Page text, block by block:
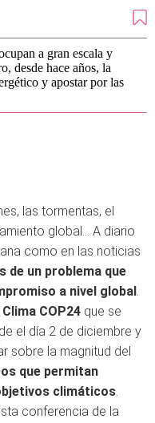
a gran escala y
desde hace años, la
y apostar por las
las tormentas, el
global… A diario
como en las noticias
de un problema que
a nivel global.
COP24 que se
el día 2 de diciembre y
sobre la magnitud del
que permitan
climáticos.
conferencia de la